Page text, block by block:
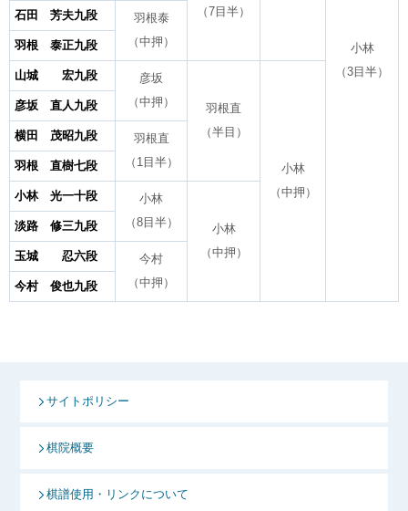
小林
（3目半）
（7目半）
石田 芳夫九段
羽根泰
（中押）
羽根 泰正九段
山城 宏九段
彦坂
（中押）
羽根直
（半目）
小林
（中押）
彦坂 直人九段
横田 茂昭九段
羽根直
（1目半）
羽根 直樹七段
小林 光一十段
小林
（8目半）
小林
（中押）
淡路 修三九段
玉城 忍六段
今村
（中押）
今村 俊也九段
サイトポリシー
棋院概要
棋譜使用・リンクについて